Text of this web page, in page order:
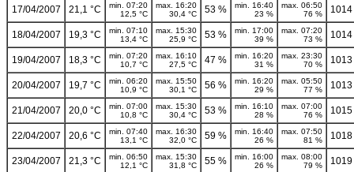
17/04/2007 21,1 °C
min. 07:20
12,5 °C
max. 16:20
30,4 °C
53 %
min. 16:40
23 %
max. 06:50
76 %
18/04/2007 19,3 °C
min. 07:10
13,4 °C
max. 15:30
25,9 °C
53 %
min. 17:00
39 %
max. 07:20
73 %
19/04/2007 18,3 °C
min. 07:20
10,7 °C
max. 16:10
27,5 °C
47 %
min. 16:20
31 %
max. 23:30
70 %
20/04/2007 19,7 °C
min. 06:20
10,9 °C
max. 15:50
30,1 °C
56 %
min. 16:20
29 %
max. 05:50
77 %
21/04/2007 20,0 °C
min. 07:00
10,8 °C
max. 15:30
30,4 °C
53 %
min. 16:10
28 %
max. 07:00
76 %
22/04/2007 20,6 °C
min. 07:40
13,1 °C
max. 16:30
32,0 °C
59 %
min. 16:40
26 %
max. 07:50
81 %
23/04/2007 21,3 °C
min. 06:50
12,1 °C
max. 15:30
31,8 °C
55 %
min. 16:00
26 %
max. 08:00
79 %